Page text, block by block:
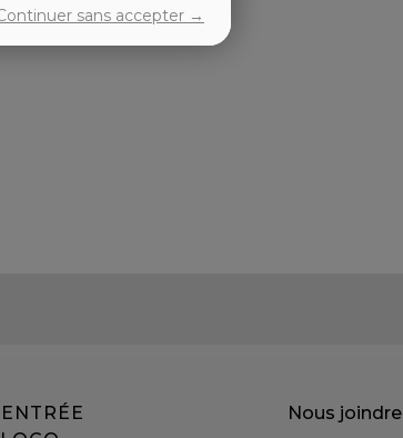
Nous joindre
sans accepter →